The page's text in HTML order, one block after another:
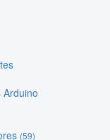
Arduino
(59)